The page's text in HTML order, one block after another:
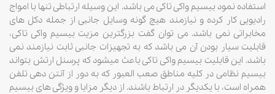
استفاده نمود بیسیم واکی تاکی می باشد. این وسیله ارتباطی تنها با امواج
رادیویی کار کرده و نیازمند هیچ گونه وسایل جانبی از جمله دکل های
مخابراتی نمی باشد. می توان گفت بزرگترین مزیت بیسیم واکی تاکی،
قابلیت سیار بودن آن می باشد که به تجهیزات جانبی ثابت نیازمند نمی
باشد. این قابلیت بیسیم واکی تاکی باعث میشود که پرسنل ارتش بتواند
بیسیم نظامی در کلیه مناطق صعب العبور که به دور از آنتن دهی تلفن
همراه است، با یکدیگر در ارتباط باشند. از دیگر مزایا و ویژگی های بیسیم